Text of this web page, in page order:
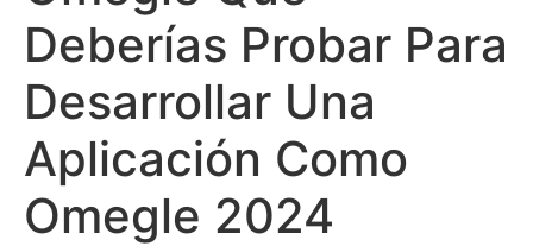
Deberías Probar Para
Desarrollar Una
Aplicación Como
Omegle 2024